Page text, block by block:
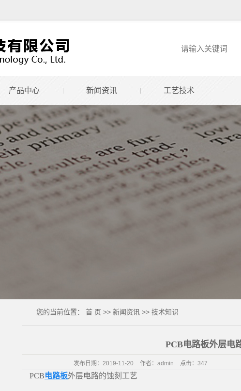
产品中心
汽车电子电路板
工业控制电路板
通讯医疗电路板
家电消费电路板
电力电源电路板
新闻资讯
公司动态
行业动态
技术知识
工艺技术
工艺流程
单位转换器
下载中心
您的当前位置： 首 页 >> 新闻资讯 >> 技术知识
PCB电路板外层电
发布日期： 2019-11-20 作者： admin 点击： 347
PCB电路板外层电路的蚀刻工艺